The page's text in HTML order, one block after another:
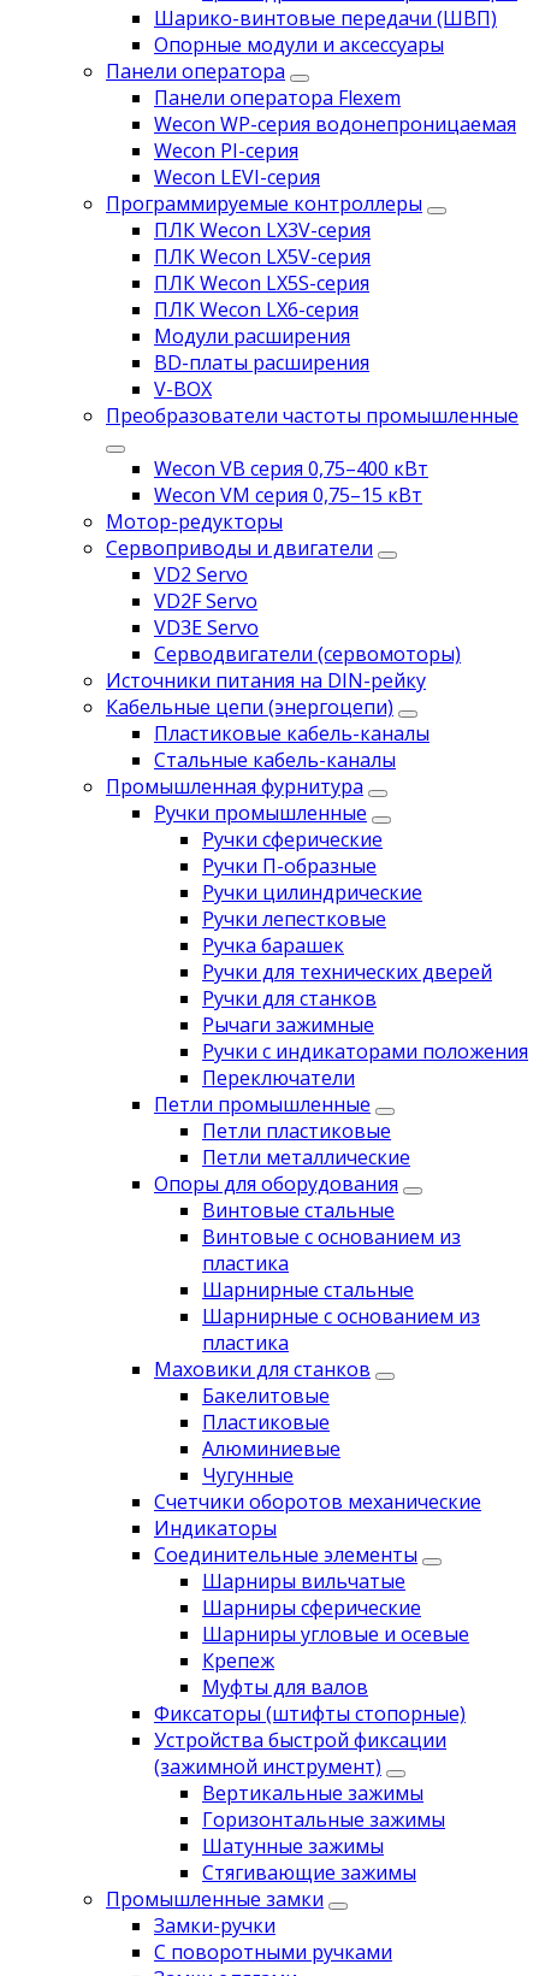
Шарико-винтовые передачи (ШВП)
Опорные модули и аксессуары
Панели оператора
Панели оператора Flexem
Wecon WP-серия водонепроницаемая
Wecon PI-серия
Wecon LEVI-серия
Программируемые контроллеры
ПЛК Wecon LX3V-серия
ПЛК Wecon LX5V-серия
ПЛК Wecon LX5S-серия
ПЛК Wecon LX6-серия
Модули расширения
BD-платы расширения
V-BOX
Преобразователи частоты промышленные
Wecon VB серия 0,75–400 кВт
Wecon VM серия 0,75–15 кВт
Мотор-редукторы
Сервоприводы и двигатели
VD2 Servo
VD2F Servo
VD3E Servo
Серводвигатели (сервомоторы)
Источники питания на DIN-рейку
Кабельные цепи (энергоцепи)
Пластиковые кабель-каналы
Стальные кабель-каналы
Промышленная фурнитура
Ручки промышленные
Ручки сферические
Ручки П-образные
Ручки цилиндрические
Ручки лепестковые
Ручка барашек
Ручки для технических дверей
Ручки для станков
Рычаги зажимные
Ручки с индикаторами положения
Переключатели
Петли промышленные
Петли пластиковые
Петли металлические
Опоры для оборудования
Винтовые стальные
Винтовые с основанием из
пластика
Шарнирные стальные
Шарнирные с основанием из
пластика
Маховики для станков
Бакелитовые
Пластиковые
Алюминиевые
Чугунные
Счетчики оборотов механические
Индикаторы
Соединительные элементы
Шарниры вильчатые
Шарниры сферические
Шарниры угловые и осевые
Крепеж
Муфты для валов
Фиксаторы (штифты стопорные)
Устройства быстрой фиксации
(зажимной инструмент)
Вертикальные зажимы
Горизонтальные зажимы
Шатунные зажимы
Стягивающие зажимы
Промышленные замки
Замки-ручки
С поворотными ручками